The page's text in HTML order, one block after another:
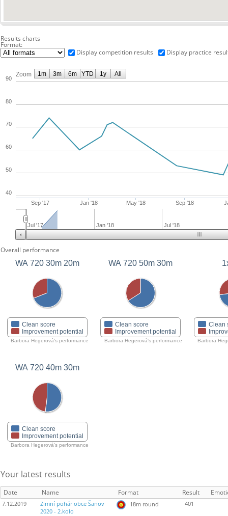
Results charts
Format:
Display competition results
Display practice
Zoom
Sep '17 Jan '18 May '18 Sep '18
40
50
60
70
80
90
Jul '17 Jan '18 Jul '18
1m 3m 6m YTD 1y All
Overall performance
WA 720 30m 20m
Clean score
Improvement potential
Barbora Hegerová's performance
WA 720 50m 30m
Clean score
Improvement potential
Barbora Hegerová's performance
Clean
Barbora
WA 720 40m 30m
Clean score
Improvement potential
Barbora Hegerová's performance
Your latest results
Date Name Format Result
7.12.2019
Zimní pohár obce Šanov
2020 - 2.kolo
18m round 401